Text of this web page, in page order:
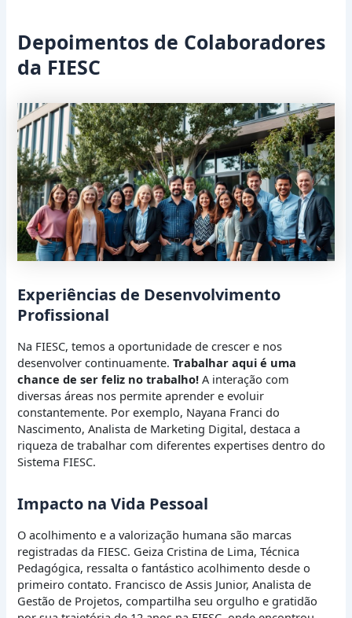
Depoimentos de Colaboradores
da FIESC
Experiências de Desenvolvimento
Profissional
Na FIESC, temos a oportunidade de crescer e nos
desenvolver continuamente.Trabalhar aqui é uma
chance de ser feliz no trabalho! A interação com
diversas áreas nos permite aprender e evoluir
constantemente. Por exemplo, Nayana Franci do
Nascimento, Analista de Marketing Digital, destaca a
riqueza de trabalhar com diferentes expertises dentro do
Sistema FIESC.
Impacto na Vida Pessoal
O acolhimento e a valorização humana são marcas
registradas da FIESC. Geiza Cristina de Lima, Técnica
Pedagógica, ressalta o fantástico acolhimento desde o
primeiro contato. Francisco de Assis Junior, Analista de
Gestão de Projetos, compartilha seu orgulho e gratidão